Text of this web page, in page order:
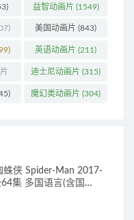
益智动画片 (1549)
美国动画片 (843)
英语动画片 (211)
迪士尼动画片 (315)
魔幻类动画片 (304)
蛛侠 Spider-Man 2017-
集 多国语言(含国